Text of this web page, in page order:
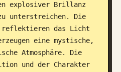
explosiver Brillanz
unterstreichen. Die
reflektieren das Licht
eine mystische,
Atmosphäre. Die
und der Charakter